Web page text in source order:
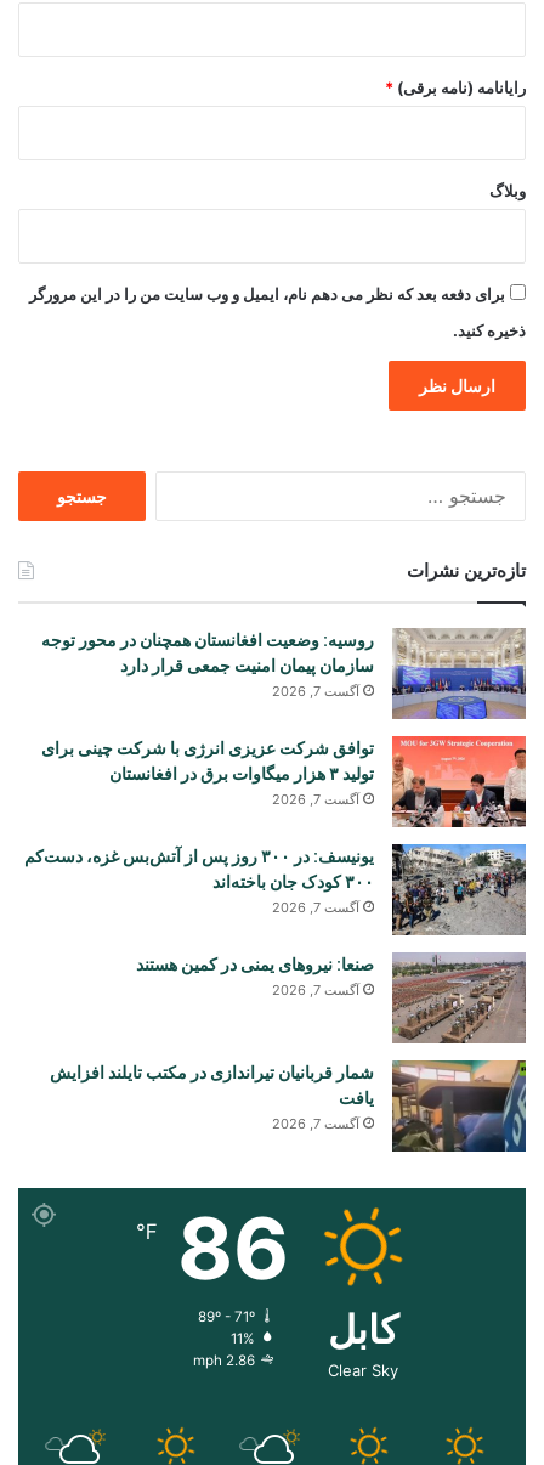
رایانامه (نامه برقی) *
وبلاگ
برای دفعه بعد که نظر می دهم نام، ایمیل و وب سایت من را در این مرورگر
ذخیره کنید.
تازه‌ترین نشرات
روسیه: وضعیت افغانستان همچنان در محور توجه
سازمان پیمان امنیت جمعی قرار دارد
آگست 7, 2026
توافق شرکت عزیزی انرژی با شرکت چینی برای
تولید ۳ هزار میگاوات برق در افغانستان
آگست 7, 2026
یونیسف: در ۳۰۰ روز پس از آتش‌بس غزه، دست‌کم
۳۰۰ کودک جان باخته‌اند
آگست 7, 2026
صنعا: نیروهای یمنی در کمین هستند
آگست 7, 2026
شمار قربانیان تیراندازی در مکتب تایلند افزایش
یافت
آگست 7, 2026
کابل
Clear Sky
86
℉
89º - 71º
11%
2.86 mph